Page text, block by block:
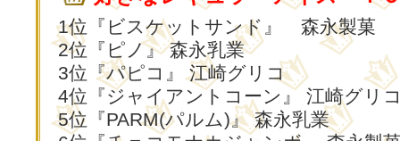
1位『ビスケットサンド』 森永製菓
2位『ピノ』 森永乳業
3位『パピコ』 江崎グリコ
4位『ジャイアントコーン』 江崎グリ
5位『PARM(パルム)』 森永乳業